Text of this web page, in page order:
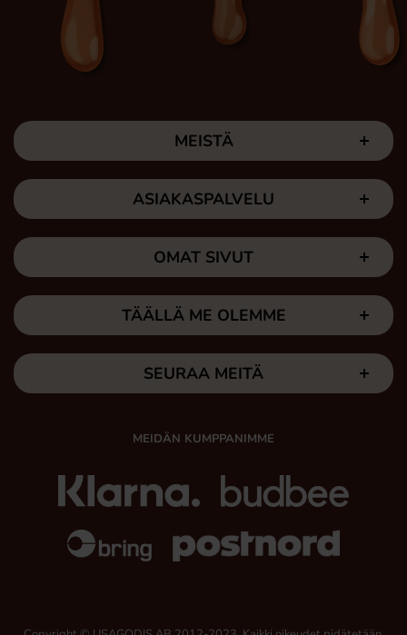
MEISTÄ
ASIAKASPALVELU
OMAT SIVUT
TÄÄLLÄ ME OLEMME
SEURAA MEITÄ
MEIDÄN KUMPPANIMME